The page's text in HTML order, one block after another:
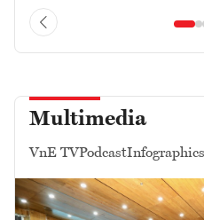
Multimedia
VnE TVPodcastInfographics